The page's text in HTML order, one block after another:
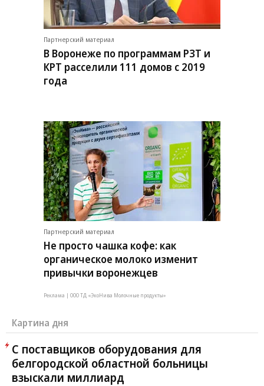
Партнерский материал
В Воронеже по программам РЗТ и
КРТ расселили 111 домов с 2019
года
Партнерский материал
Не просто чашка кофе: как
органическое молоко изменит
привычки воронежцев
Реклама | ООО ТД «ЭкоНива Молочные продукты»
Картина дня
С поставщиков оборудования для
белгородской областной больницы
взыскали миллиард